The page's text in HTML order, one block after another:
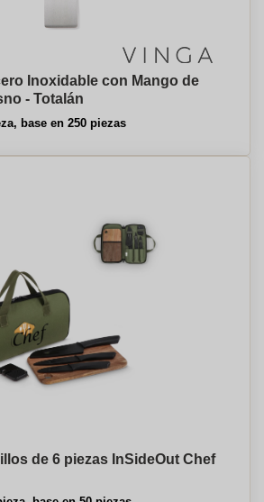
Inoxidable con Mango de
- Totalán
base en 250 piezas
de 6 piezas InSideOut Chef